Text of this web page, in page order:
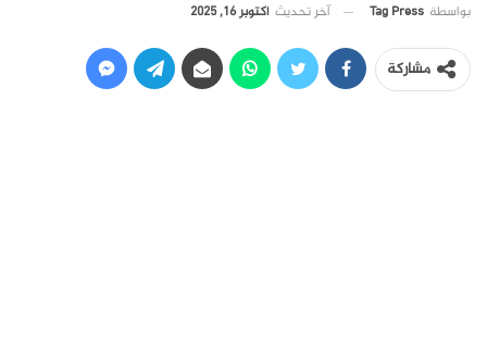
بواسطة Tag Press آخر تحديث أكتوبر 16, 2025
مشاركة